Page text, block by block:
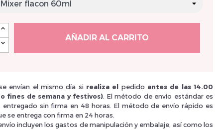
Nouveau
AÑADIR AL CARRITO
envían el mismo día sirealiza el pedido antes de las 14.00
fines de semana y festivos) . El método de envío estándar es
entregado sin firma en 48 horas. El método de envío rápido es
se entrega con firma en 24 horas.
incluyen los gastos de manipulación y embalaje, así como los